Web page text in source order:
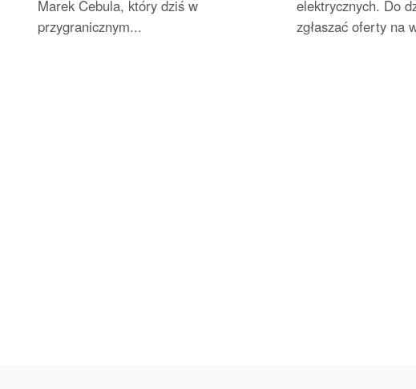
Marek Cebula, który dziś w
przygranicznym...
elektrycznych. Do
zgłaszać oferty na